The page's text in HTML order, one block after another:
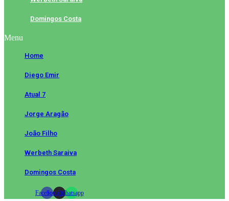
Domingos Costa
Menu
Home
Diego Emir
Atual 7
Jorge Aragão
João Filho
Werbeth Saraiva
Domingos Costa
FacebookInstagramWhatsapp